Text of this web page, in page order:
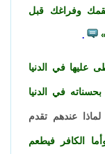
وفراغك قبل
.
عليها في الدنيا
في الدنيا
لماذا عندهم تقدم
الكافر فيطعم